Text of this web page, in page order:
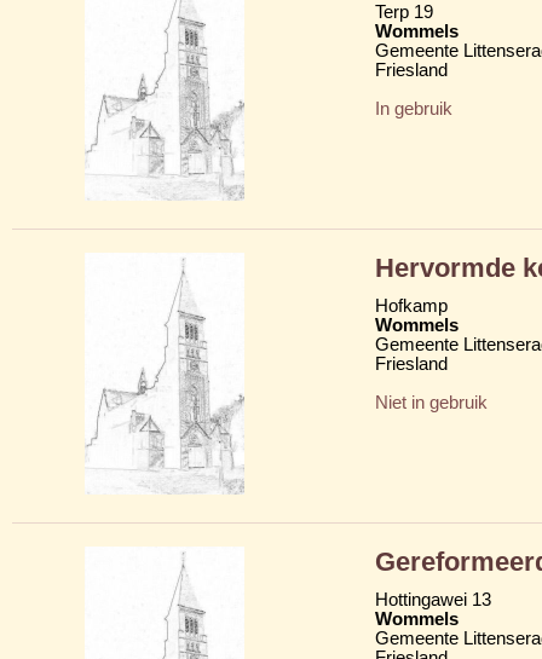
Terp 19
Wommels
Gemeente
Friesland
In gebruik
Hervormde
Hofkamp
Wommels
Gemeente
Friesland
Niet in gebruik
Hottingawei 13
Wommels
Gemeente